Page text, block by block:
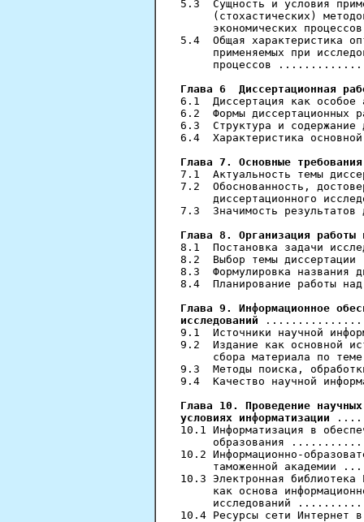
5.3  Сущность и условия
(стохастических)
экономических
5.4  Общая характеристика
применяемых при
процессов
Глава 6  Диссертационная
6.1  Диссертация как
6.2  Формы
6.3  Структура и
6.4  Характеристика
Глава 7. Основные
7.1  Актуальность темы
7.2  Обоснованность,
диссертационного
7.3  Значимость
Глава 8. Организация работы
8.1  Постановка задачи
8.2  Выбор темы
8.3  Формулировка
8.4  Планирование
Глава 9. Информационное
исследований
9.1  Источники научной
9.2  Издание как основной
сбора материала по
9.3  Методы поиска,
9.4  Качество научной
Глава 10. Проведение
условиях информатизации
10.1 Информатизация в
образования
10.2 Информационно-
таможенной академии
10.3 Электронная библиотека
как основа
исследований
10.4 Ресурсы сети